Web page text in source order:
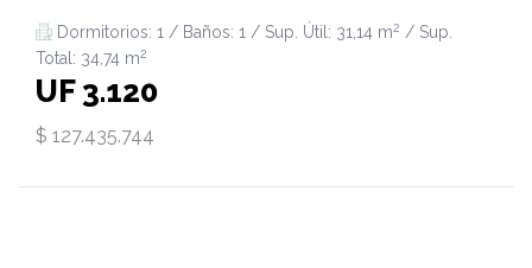
Dormitorios: 1 / Baños: 1 / Sup. Útil: 31,14 m2 / Sup.
Total: 34,74 m2
UF 3.120
$ 127.435.744